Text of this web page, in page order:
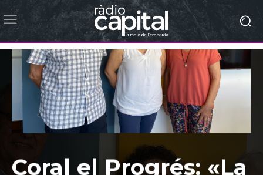
Coral el Progrés: «La